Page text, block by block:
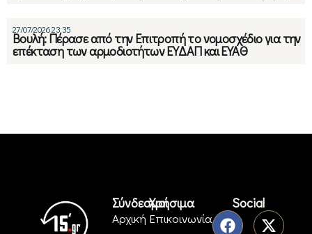
27/07/2026 23:35
Βουλή: Πέρασε από την Επιτροπή το νομοσχέδιο για την
επέκταση των αρμοδιοτήτων ΕΥΔΑΠ και ΕΥΑΘ
Σύνδεσμοι
Αρχική
Χρήσιμα
Επικοινωνία
Social